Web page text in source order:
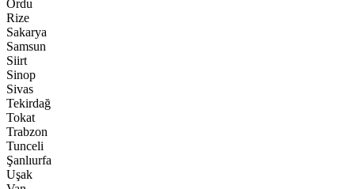
Ordu
Rize
Sakarya
Samsun
Siirt
Sinop
Sivas
Tekirdağ
Tokat
Trabzon
Tunceli
Şanlıurfa
Uşak